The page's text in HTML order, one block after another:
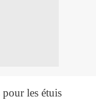
les étuis